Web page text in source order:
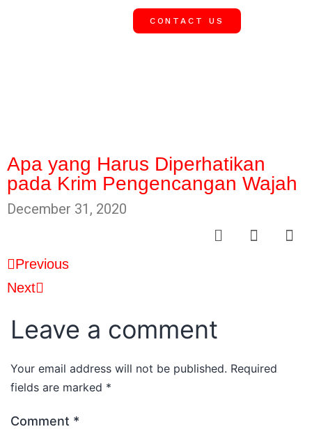
CONTACT US
Apa yang Harus Diperhatikan
pada Krim Pengencangan Wajah
December 31, 2020
Previous
Next
Leave a comment
Your email address will not be published. Required
fields are marked *
Comment *